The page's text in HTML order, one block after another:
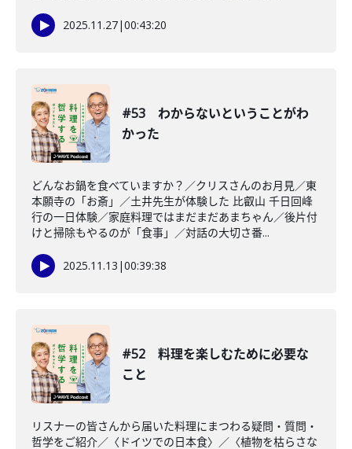
2025.11.27|00:43:20
#53 わからないということがわ
かった
どんなお鍋を食べていますか？／クリスさんのお月見／東
本願寺の「お斎」／土井先生が体験した 比叡山 千日回峰
行の一日体験／家庭料理ではまだまだあまちゃん／後片付
けと掃除もやるのが「食事」／対話の大切さ番...
2025.11.13 |00:39:38
#52 料理を楽しむために必要な
こと
リスナーの皆さんから届いた料理にまつわる疑問・質問・
哲学をご紹介／〈ドイツでの日本食〉／〈植物を枯らさな